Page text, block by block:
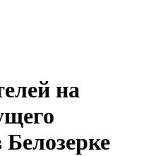
на